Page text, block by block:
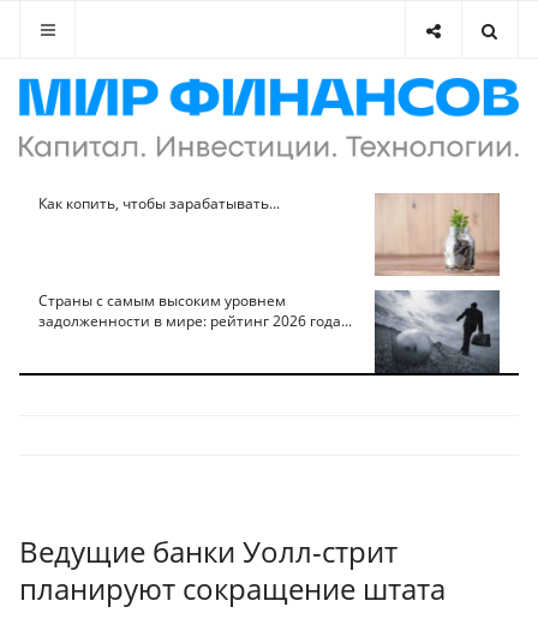
Как копить, чтобы зарабатывать...
Страны с самым высоким уровнем
задолженности в мире: рейтинг 2026 года...
Ведущие банки Уолл-стрит
планируют сокращение штата